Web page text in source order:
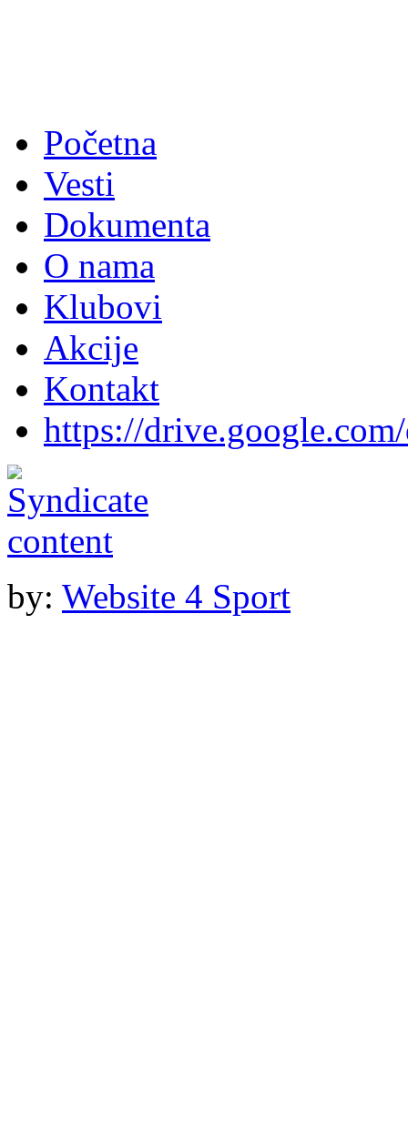
Početna
Vesti
Dokumenta
O nama
Klubovi
Akcije
Kontakt
https://
by: Website 4 Sport